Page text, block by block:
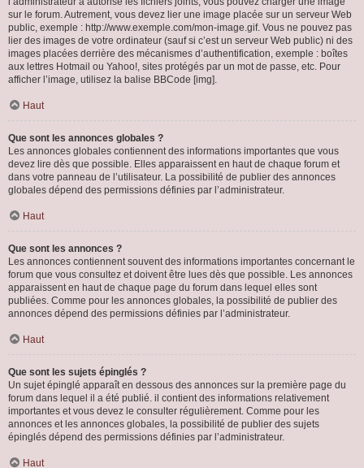
sur le forum. Autrement, vous devez lier une image placée sur un serveur Web
public, exemple : http://www.exemple.com/mon-image.gif. Vous ne pouvez pas
lier des images de votre ordinateur (sauf si c’est un serveur Web public) ni des
images placées derrière des mécanismes d’authentification, exemple : boîtes
aux lettres Hotmail ou Yahoo!, sites protégés par un mot de passe, etc. Pour
afficher l’image, utilisez la balise BBCode [img].
Haut
Que sont les annonces globales ?
Les annonces globales contiennent des informations importantes que vous
devez lire dès que possible. Elles apparaissent en haut de chaque forum et
dans votre panneau de l’utilisateur. La possibilité de publier des annonces
globales dépend des permissions définies par l’administrateur.
Haut
Que sont les annonces ?
Les annonces contiennent souvent des informations importantes concernant le
forum que vous consultez et doivent être lues dès que possible. Les annonces
apparaissent en haut de chaque page du forum dans lequel elles sont
publiées. Comme pour les annonces globales, la possibilité de publier des
annonces dépend des permissions définies par l’administrateur.
Haut
Que sont les sujets épinglés ?
Un sujet épinglé apparaît en dessous des annonces sur la première page du
forum dans lequel il a été publié. il contient des informations relativement
importantes et vous devez le consulter régulièrement. Comme pour les
annonces et les annonces globales, la possibilité de publier des sujets
épinglés dépend des permissions définies par l’administrateur.
Haut